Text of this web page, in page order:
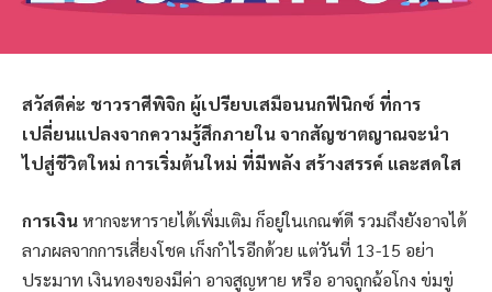
สวัสดีค่ะ ชาวราศีพิจิก ผู้เปรียบเสมือนนกฟีนิกซ์ ที่การ
เปลี่ยนแปลงจากความรู้สึกภายใน จากสัญชาตญาณจะนำ
ไปสู่ชีวิตใหม่ การเริ่มต้นใหม่ ที่มีพลัง สร้างสรรค์ และสดใส
การเงินหากจะหารายได้เพิ่มเติม ก็อยู่ในเกณฑ์ดี รวมถึงยังอาจได้
ลาภผลจากการเสี่ยงโชค เก็งกำไรอีกด้วย แต่วันที่ 13-15 อย่า
ประมาท เงินทองของมีค่า อาจสูญหาย หรือ อาจถูกฉ้อโกง ข่มขู่